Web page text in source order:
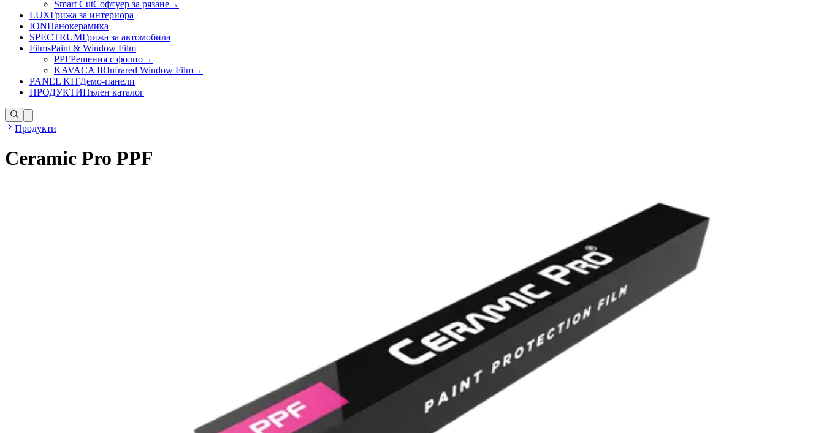
Smart CutСофтуер за рязане→
LUXГрижа за интериора
IONНанокерамика
SPECTRUMГрижа за автомобила
FilmsPaint & Window Film
PPFРешения с фолио→
KAVACA IRInfrared Window Film→
PANEL KITДемо-панели
ПРОДУКТИПълен каталог
Продукти
Ceramic Pro PPF